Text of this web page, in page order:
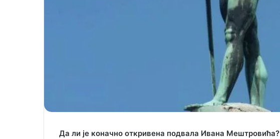
Да ли је коначно откривена подвала Ивана Мештровића?